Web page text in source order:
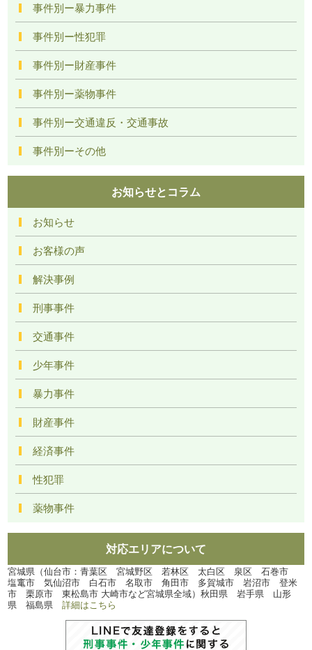
事件別ー暴力事件
事件別ー性犯罪
事件別ー財産事件
事件別ー薬物事件
事件別ー交通違反・交通事故
事件別ーその他
お知らせとコラム
お知らせ
お客様の声
解決事例
刑事事件
交通事件
少年事件
暴力事件
財産事件
経済事件
性犯罪
薬物事件
対応エリアについて
宮城県（仙台市：青葉区 宮城野区 若林区 太白区 泉区 石巻市
塩竃市 気仙沼市 白石市 名取市 角田市 多賀城市 岩沼市 登米
市 栗原市 東松島市 大崎市など宮城県全域）秋田県 岩手県 山形
県 福島県詳細はこちら